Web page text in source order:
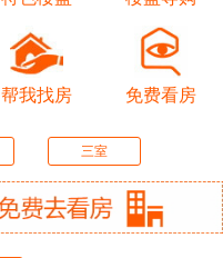
帮我找房 免费看房
三室